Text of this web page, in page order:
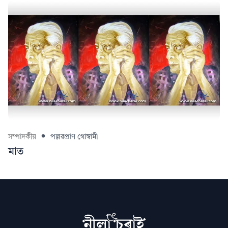
সম্পাদকীয় পল্লৱপ্ৰাণ গোস্বামী
মাত